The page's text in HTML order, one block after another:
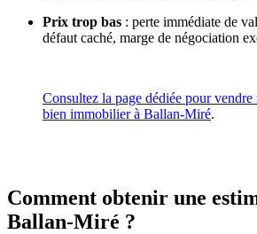
Prix trop bas : perte immédiate de
défaut caché, marge de négociation
Consultez la page dédiée pour
bien immobilier à Ballan-Miré.
Comment obtenir une
Ballan-Miré ?